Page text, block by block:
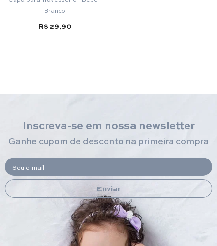
Branco
R$ 29,90
Inscreva-se em nossa newsletter
Ganhe cupom de desconto na primeira compra
Seu e-mail
Enviar